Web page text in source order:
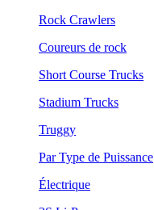
Rock Crawlers
Coureurs de rock
Short Course Trucks
Stadium Trucks
Truggy
Par Type de Puissance
Électrique